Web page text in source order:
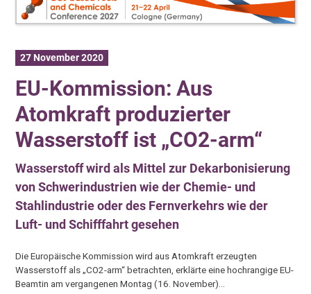
27 November 2020
EU-Kommission: Aus
Atomkraft produzierter
Wasserstoff ist „CO2-arm“
Wasserstoff wird als Mittel zur Dekarbonisierung
von Schwerindustrien wie der Chemie- und
Stahlindustrie oder des Fernverkehrs wie der
Luft- und Schifffahrt gesehen
Die Europäische Kommission wird aus Atomkraft erzeugten
Wasserstoff als „CO2-arm“ betrachten, erklärte eine hochrangige EU-
Beamtin am vergangenen Montag (16. November)…